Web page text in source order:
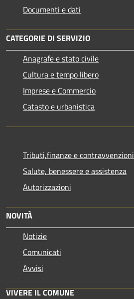
Documenti e dati
CATEGORIE DI SERVIZIO
Anagrafe e stato civile
Cultura e tempo libero
Imprese e Commercio
Catasto e urbanistica
Tributi,finanze e contravvenzioni
Salute, benessere e assistenza
Autorizzazioni
NOVITÀ
Notizie
Comunicati
Avvisi
VIVERE IL COMUNE